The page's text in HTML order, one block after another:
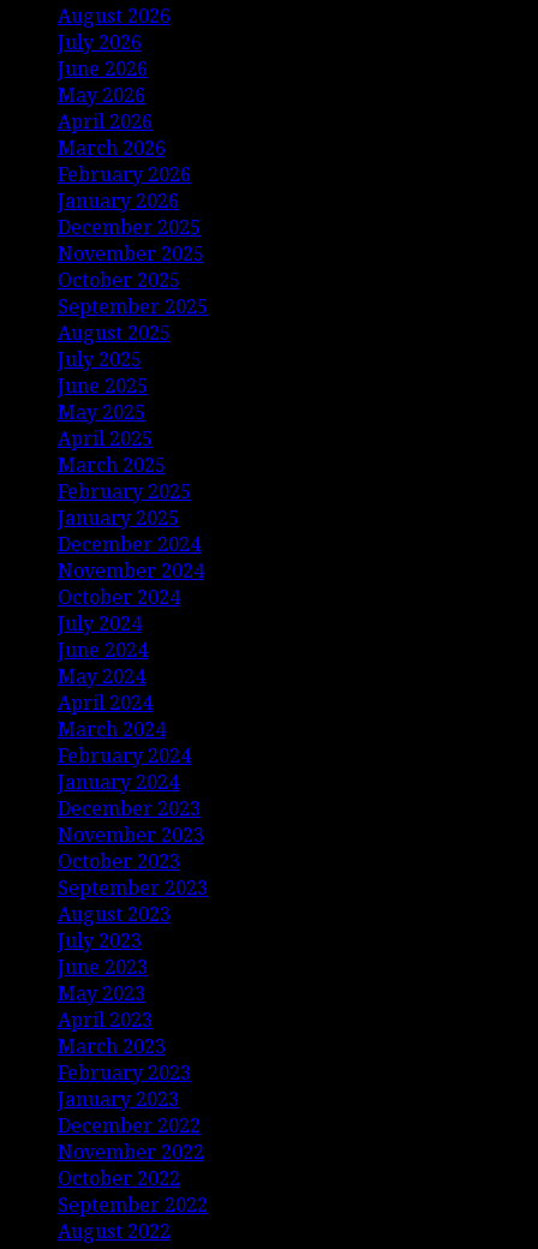
August 2026
July 2026
June 2026
May 2026
April 2026
March 2026
February 2026
January 2026
December 2025
November 2025
October 2025
September 2025
August 2025
July 2025
June 2025
May 2025
April 2025
March 2025
February 2025
January 2025
December 2024
November 2024
October 2024
July 2024
June 2024
May 2024
April 2024
March 2024
February 2024
January 2024
December 2023
November 2023
October 2023
September 2023
August 2023
July 2023
June 2023
May 2023
April 2023
March 2023
February 2023
January 2023
December 2022
November 2022
October 2022
September 2022
August 2022